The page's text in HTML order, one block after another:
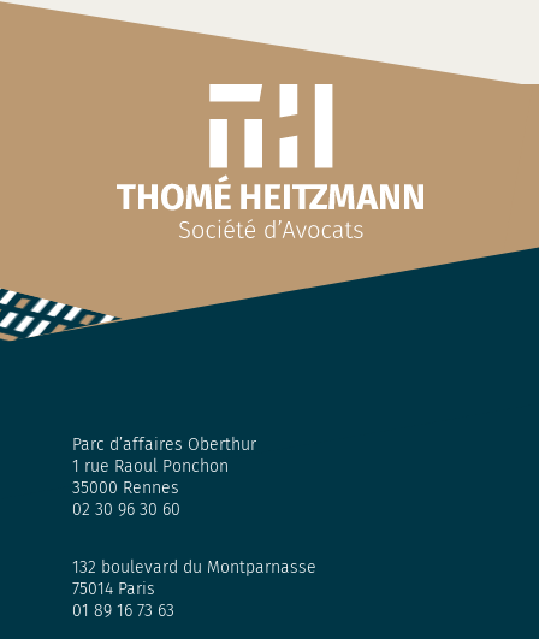
Parc d’affaires Oberthur
1 rue Raoul Ponchon
35000 Rennes
02 30 96 30 60
132 boulevard du Montparnasse
75014 Paris
01 89 16 73 63